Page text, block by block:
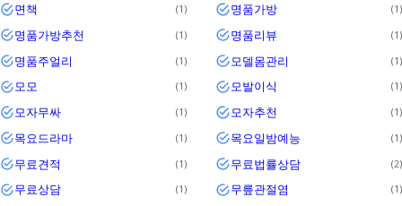
면책 1 명품가방 1
명품가방추천 1 명품리뷰 1
명품주얼리 1 모델몸관리 1
모모 1 모발이식 1
모자무싸 1 모자추천 1
목요드라마 1 목요일밤예능 1
무료견적 1 무료법률상담 2
무료상담 1 무릎관절염 1